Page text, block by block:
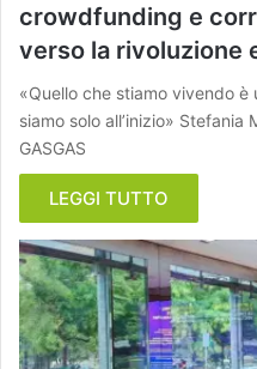
crowdfunding e
verso la rivoluzione
«Quello che stiamo vivendo
siamo solo all’inizio»
GASGAS
LEGGI TUTTO